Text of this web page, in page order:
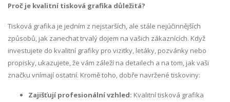
Proč je kvalitní tisková grafika důležitá?
Tisková grafika je jedním z nejstarších, ale stále nejúčinnějších
způsobů, jak zanechat trvalý dojem na vašich zákaznících. Když
investujete do kvalitní grafiky pro vizitky, letáky, pozvánky nebo
propisky, ukazujete, že vám záleží na detailech a na tom, jak vaši
značku vnímají ostatní. Kromě toho, dobře navržené tiskoviny:
Zajišťují profesionální vzhled: Kvalitní tisková grafika